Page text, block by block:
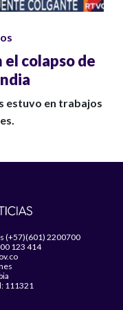
colapso de
estuvo en trabajos
(+57)(601) 2200700
123 414
111321